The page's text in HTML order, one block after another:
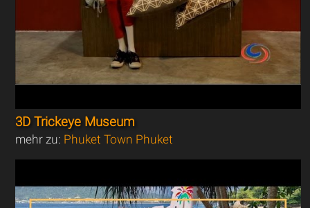
3D Trickeye Museum
mehr zu: Phuket Town Phuket